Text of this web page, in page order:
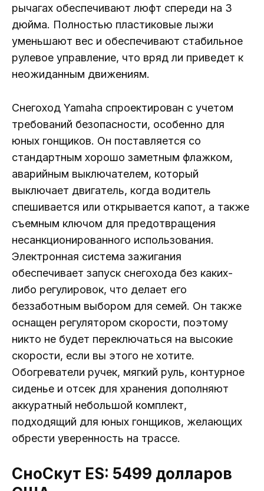
рычагах обеспечивают люфт спереди на 3
дюйма. Полностью пластиковые лыжи
уменьшают вес и обеспечивают стабильное
рулевое управление, что вряд ли приведет к
неожиданным движениям.
Снегоход Yamaha спроектирован с учетом
требований безопасности, особенно для
юных гонщиков. Он поставляется со
стандартным хорошо заметным флажком,
аварийным выключателем, который
выключает двигатель, когда водитель
спешивается или открывается капот, а также
съемным ключом для предотвращения
несанкционированного использования.
Электронная система зажигания
обеспечивает запуск снегохода без каких-
либо регулировок, что делает его
беззаботным выбором для семей. Он также
оснащен регулятором скорости, поэтому
никто не будет переключаться на высокие
скорости, если вы этого не хотите.
Обогреватели ручек, мягкий руль, контурное
сиденье и отсек для хранения дополняют
аккуратный небольшой комплект,
подходящий для юных гонщиков, желающих
обрести уверенность на трассе.
СноСкут ES: 5499 долларов